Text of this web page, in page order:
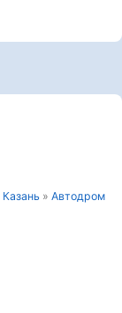
Казань » Автодром